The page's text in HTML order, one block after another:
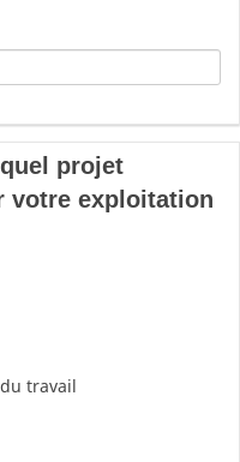
projet
votre exploitation
travail